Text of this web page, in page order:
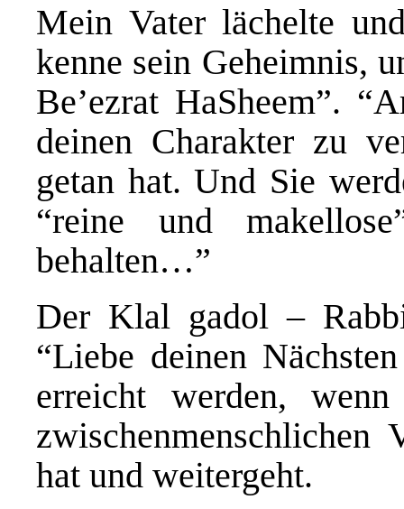
Mein Vater lächelte
kenne sein Geheimnis,
Be’ezrat HaSheem”.
deinen Charakter zu
getan hat. Und Sie
“reine und
behalten…”
Der Klal gadol –
“Liebe deinen
erreicht werden,
zwischenmenschlichen
hat und weitergeht.